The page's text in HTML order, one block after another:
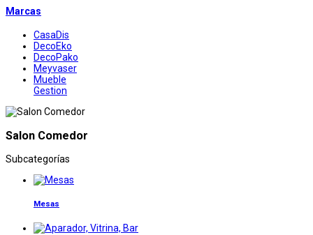
Marcas
CasaDis
DecoEko
DecoPako
Meyvaser
Mueble
Gestion
Salon Comedor
Subcategorías
Mesas